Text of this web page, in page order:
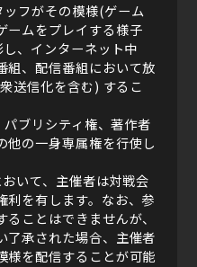
フがその模様(ゲーム
ームをプレイする様子
、インターネット中
組、配信番組において放
送信化を含む) するこ
ブリシティ権、著作者
他の一身専属権を行使し
いて、主催者は対戦会
利を有します。なお、参
ことはできませんが、
了承された場合、主催者
様を配信することが可能